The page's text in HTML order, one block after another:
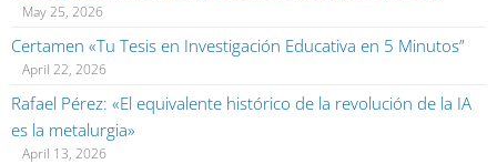
May 25, 2026
Certamen «Tu Tesis en Investigación Educativa en 5 Minutos”
April 22, 2026
Rafael Pérez: «El equivalente histórico de la revolución de la IA
es la metalurgia»
April 13, 2026